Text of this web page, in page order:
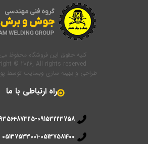
کلیه حقوق این فروشگاه محفوظ
© 2026, All rights reserved.
طراحی و بهینه سازی وبسایت توسط
راه ارتباطی با ما
09153223758
05137533001-05137581400